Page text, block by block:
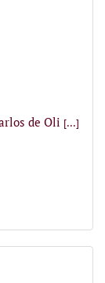
de Oli [...]